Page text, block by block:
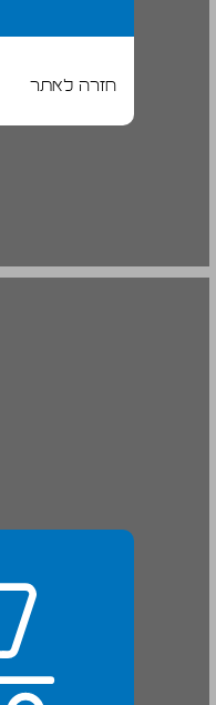
חזרה לאתר
בניין ג'נרלי ... 20